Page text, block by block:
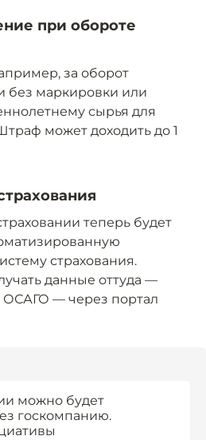
при обороте
за оборот
без маркировки или
сырья для
может доходить до 1
теперь будет
страхования.
данные оттуда —
ОСАГО — через портал
можно будет
госкомпанию.